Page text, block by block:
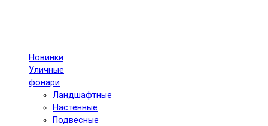
Новинки
Уличные
фонари
Ландшафтные
Настенные
Подвесные